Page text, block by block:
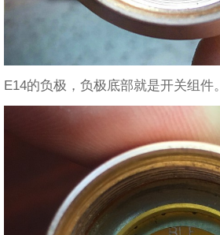
E14的负极，负极底部就是开关组件。